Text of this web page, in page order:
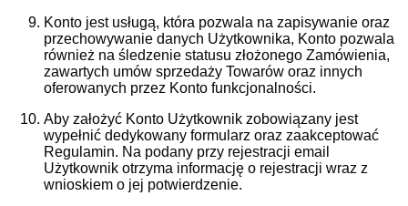
Konto jest usługą, która pozwala na zapisywanie oraz
przechowywanie danych Użytkownika, Konto pozwala
również na śledzenie statusu złożonego Zamówienia,
zawartych umów sprzedaży Towarów oraz innych
oferowanych przez Konto funkcjonalności.
Aby założyć Konto Użytkownik zobowiązany jest
wypełnić dedykowany formularz oraz zaakceptować
Regulamin. Na podany przy rejestracji email
Użytkownik otrzyma informację o rejestracji wraz z
wnioskiem o jej potwierdzenie.